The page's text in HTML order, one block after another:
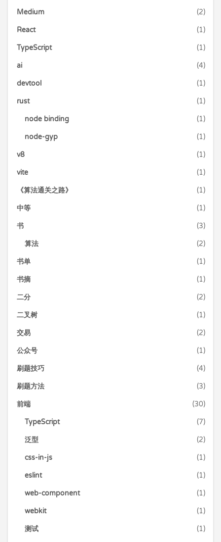
Medium (2)
React (1)
TypeScript (1)
ai (4)
devtool (1)
rust (1)
node binding (1)
node-gyp (1)
v8 (1)
vite (1)
《算法通关之路》 (1)
中等 (1)
书 (3)
算法 (2)
书单 (1)
书摘 (1)
二分 (2)
二叉树 (1)
交易 (2)
公众号 (1)
刷题技巧 (4)
刷题方法 (3)
前端 (30)
TypeScript (7)
泛型 (2)
css-in-js (1)
eslint (1)
web-component (1)
webkit (1)
测试 (1)